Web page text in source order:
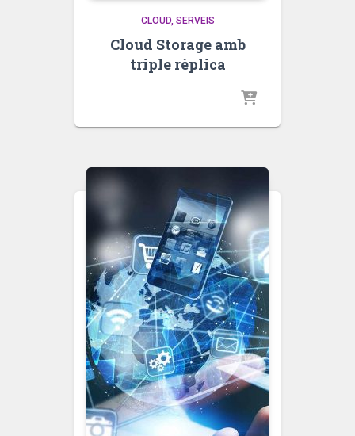
CLOUD SERVEIS
Cloud Storage amb
triple rèplica